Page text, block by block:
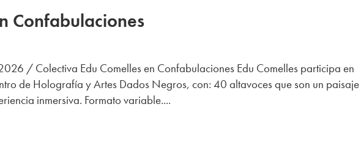
Confabulaciones
/ Colectiva Edu Comelles en Confabulaciones Edu Comelles participa en
de Holografía y Artes Dados Negros, con: 40 altavoces que son un paisaje
inmersiva. Formato variable....